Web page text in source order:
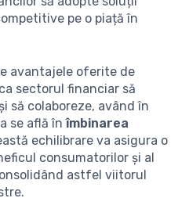
pe o piață în
avantajele oferite de
sectorul financiar să
să colaboreze, având în
se află înîmbinarea
echilibrare va asigura o
consumatorilor și al
astfel viitorul